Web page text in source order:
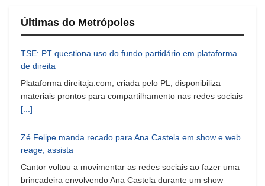
Últimas do Metrópoles
TSE: PT questiona uso do fundo partidário em plataforma
de direita
Plataforma direitaja.com, criada pelo PL, disponibiliza
materiais prontos para compartilhamento nas redes sociais
[...]
Zé Felipe manda recado para Ana Castela em show e web
reage; assista
Cantor voltou a movimentar as redes sociais ao fazer uma
brincadeira envolvendo Ana Castela durante um show